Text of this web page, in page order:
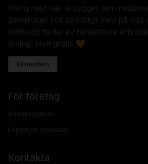
Häng med när vi bygger om
Södertälje! Följ samtidigt med på
stad och ta del av fantastiska
löning. Helt gratis 🧡
Bli medlem
För företag
Annonsplatser
Experten förklarar
Kontakta